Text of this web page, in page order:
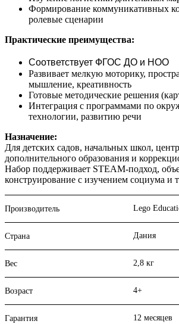
Формирование коммуникативных
ролевые сценарии
Практические преимущества:
Соответствует ФГОС ДО и НОО
Развивает мелкую моторику,
мышление, креативность
Готовые методические решения
Интеграция с программами по
технологии, развитию речи
Назначение:
Для детских садов, начальных школ,
дополнительного образования и
Набор поддерживает STEAM-подход,
конструирование с изучением социума и
Производитель Lego
Страна Дания
Вес 2,8 кг
Возраст 4+
Гарантия 12 месяцев